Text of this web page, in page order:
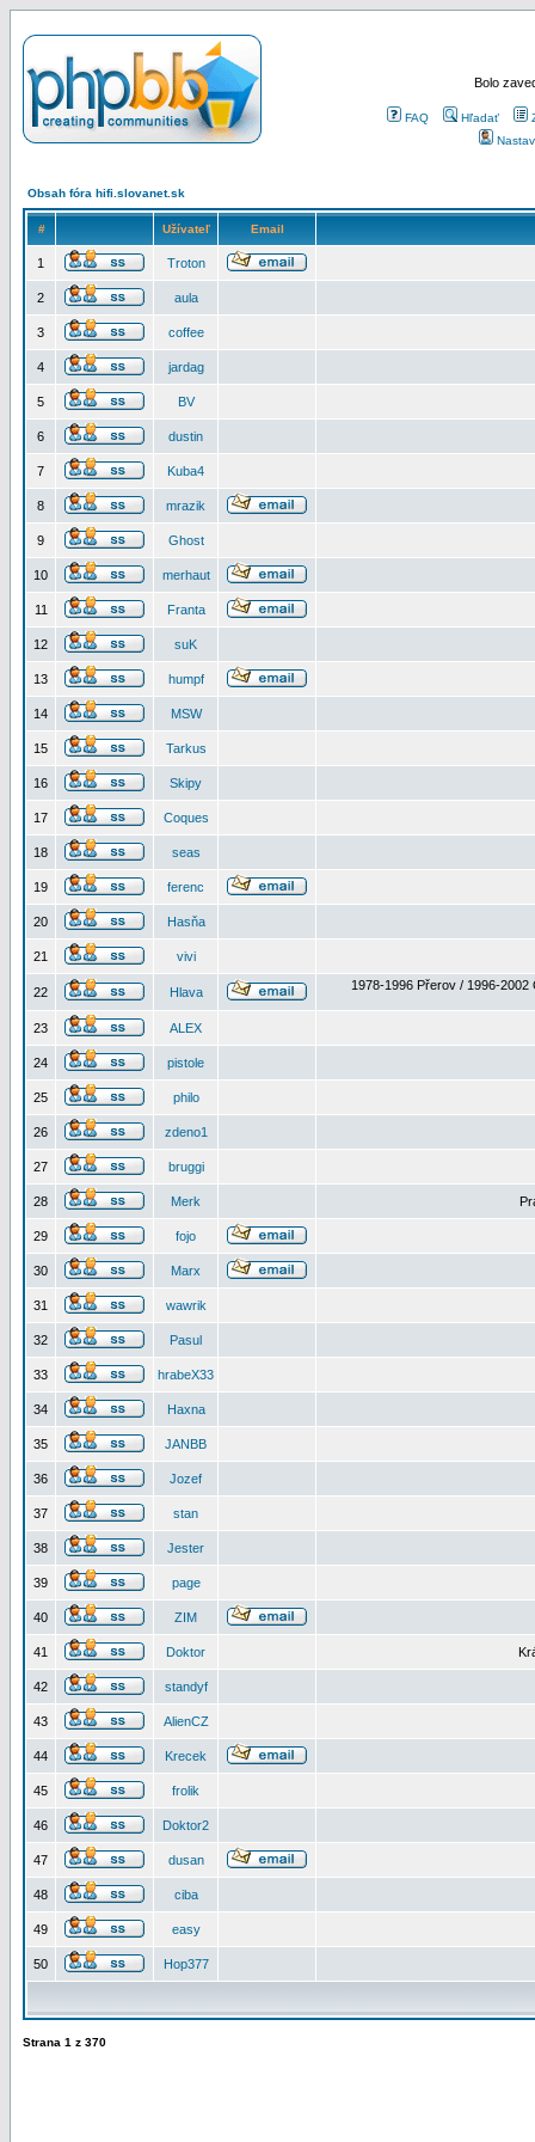
Bolo
FAQ Hľadať
Obsah fóra hifi.slovanet.sk
# Užívateľ Email
1 Troton
2 aula
3 coffee
4 jardag
5 BV
6 dustin
7 Kuba4
8 mrazik
9 Ghost
10 merhaut
11 Franta
12 suK
13 humpf
14 MSW
15 Tarkus
16 Skipy
17 Coques
18 seas
19 ferenc
20 Hasňa
21 vivi
22 Hlava 1978-1996 Přerov / 1996-2002
23 ALEX
24 pistole
25 philo
26 zdeno1
27 bruggi
28 Merk
29 fojo
30 Marx
31 wawrik
32 Pasul
33 hrabeX33
34 Haxna
35 JANBB
36 Jozef
37 stan
38 Jester
39 page
40 ZIM
41 Doktor
42 standyf
43 AlienCZ
44 Krecek
45 frolik
46 Doktor2
47 dusan
48 ciba
49 easy
50 Hop377
Strana 1 z 370